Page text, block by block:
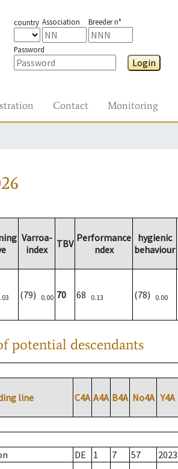
country Association Breeder n°
Password
Login
Contact Monitoring
Varroa-
index
TBV Performance
ndex
hygienic
behaviour
(79) 0.00 70 68 0.13 (78) 0.00
potential descendants
line C4A A4A B4A No4A Y4A
DE 1 7 57 2023